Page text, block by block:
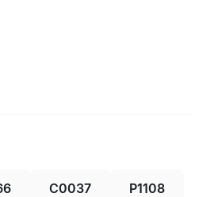
C0037 P1108